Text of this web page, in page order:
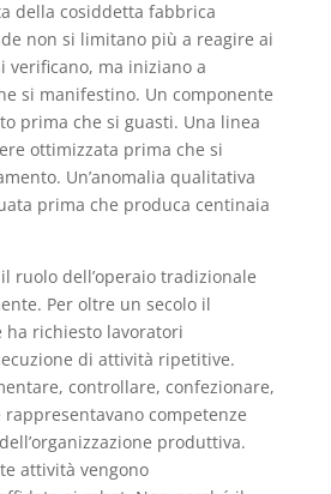
della cosiddetta fabbrica
non si limitano più a reagire ai
verificano, ma iniziano a
si manifestino. Un componente
prima che si guasti. Una linea
ottimizzata prima che si
Un’anomalia qualitativa
prima che produca centinaia
ruolo dell’operaio tradizionale
Per oltre un secolo il
richiesto lavoratori
di attività ripetitive.
controllare, confezionare,
competenze
produttiva.
attività vengono